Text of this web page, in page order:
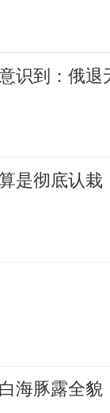
识到：俄
是彻底认栽
海豚露全